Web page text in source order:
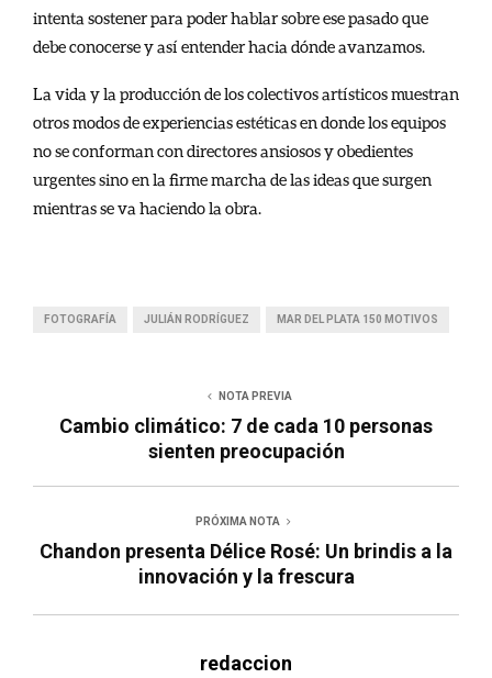
intenta sostener para poder hablar sobre ese pasado que
debe conocerse y así entender hacia dónde avanzamos.
La vida y la producción de los colectivos artísticos muestran
otros modos de experiencias estéticas en donde los equipos
no se conforman con directores ansiosos y obedientes
urgentes sino en la firme marcha de las ideas que surgen
mientras se va haciendo la obra.
FOTOGRAFÍA JULIÁN RODRÍGUEZ MAR DEL PLATA 150 MOTIVOS
NOTA PREVIA
Cambio climático: 7 de cada 10 personas
sienten preocupación
PRÓXIMA NOTA
Chandon presenta Délice Rosé: Un brindis a la
innovación y la frescura
redaccion